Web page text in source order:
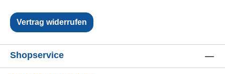
Vertrag widerrufen
Shopservice